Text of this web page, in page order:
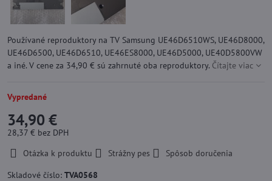
Používané reproduktory na TV Samsung UE46D6510WS, UE46D8000,
UE46D6500, UE46D6510, UE46ES8000, UE46D5000, UE40D5800VW
a iné. V cene za 34,90 € sú zahrnuté oba reproduktory. Čítajte viac
Vypredané
34,90 €
28,37 € bez DPH
Otázka k produktu
Strážny pes
Spôsob doručenia
Skladové číslo: TVA0568